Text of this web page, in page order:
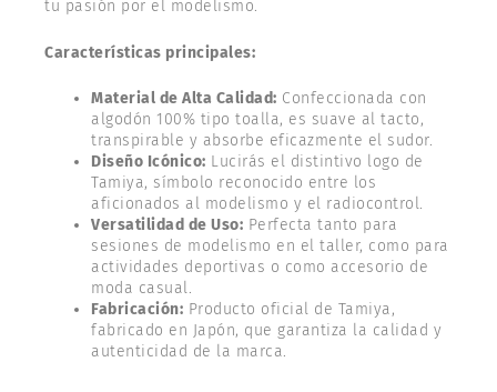
tu pasión por el modelismo.
Características principales:
Material de Alta Calidad: Confeccionada con
algodón 100% tipo toalla, es suave al tacto,
transpirable y absorbe eficazmente el sudor.
Diseño Icónico: Lucirás el distintivo logo de
Tamiya, símbolo reconocido entre los
aficionados al modelismo y el radiocontrol.
Versatilidad de Uso: Perfecta tanto para
sesiones de modelismo en el taller, como para
actividades deportivas o como accesorio de
moda casual.
Fabricación: Producto oficial de Tamiya,
fabricado en Japón, que garantiza la calidad y
autenticidad de la marca.